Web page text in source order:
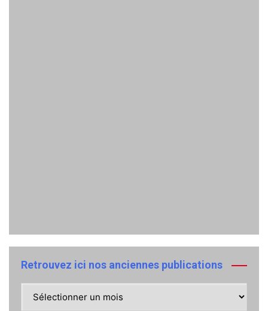
Retrouvez ici nos anciennes publications